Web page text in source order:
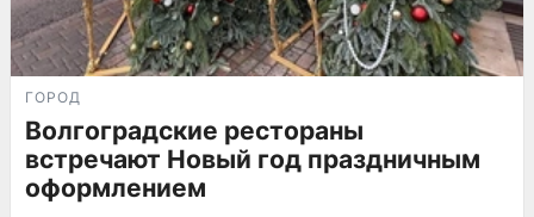
ГОРОД
Волгоградские рестораны
встречают Новый год праздничным
оформлением